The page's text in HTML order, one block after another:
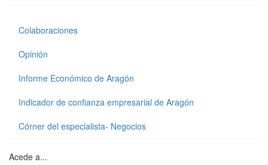
Colaboraciones
Opinión
Informe Económico de Aragón
Indicador de confianza empresarial de Aragón
Córner del especialista- Negocios
Acede a...